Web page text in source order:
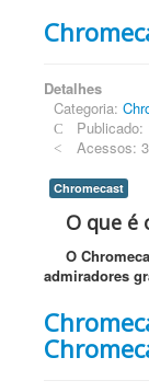
Detalhes
Categoria:
Publicado:
Acessos:
Chromecast
O que é
O
admiradores